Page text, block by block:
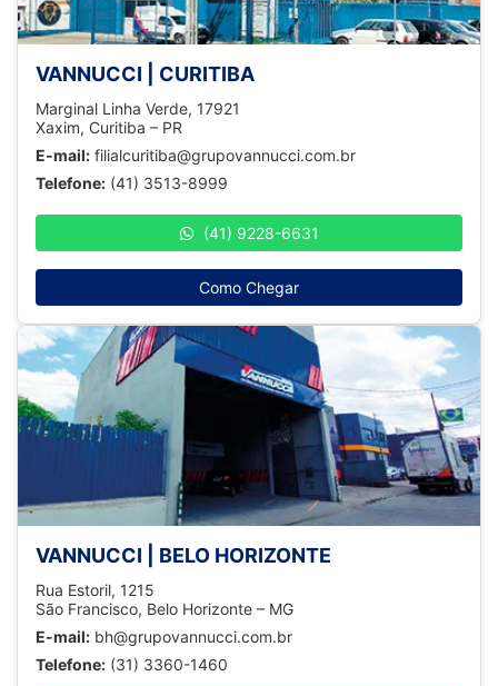
VANNUCCI | CURITIBA
Marginal Linha Verde, 17921
Xaxim, Curitiba – PR
E-mail: filialcuritiba@grupovannucci.com.br
Telefone: (41) 3513-8999
(41) 9228-6631
Como Chegar
VANNUCCI | BELO HORIZONTE
Rua Estoril, 1215
São Francisco, Belo Horizonte – MG
E-mail: bh@grupovannucci.com.br
Telefone: (31) 3360-1460